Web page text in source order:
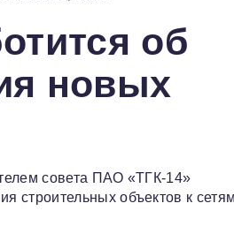
об
новых
совета ПАО «ТГК-14»
строительных объектов к